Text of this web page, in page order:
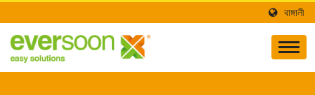
বাঙ্গালী